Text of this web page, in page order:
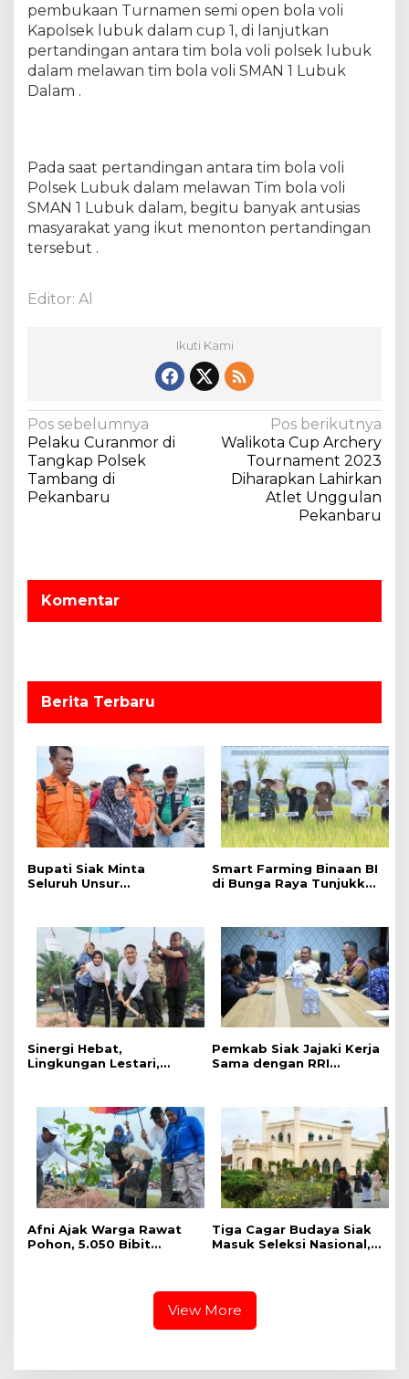
a
a
pembukaan Turnamen semi open bola voli
Kapolsek lubuk dalam cup 1, di lanjutkan
pertandingan antara tim bola voli polsek lubuk
dalam melawan tim bola voli SMAN 1 Lubuk
Dalam .
Pada saat pertandingan antara tim bola voli
Polsek Lubuk dalam melawan Tim bola voli
SMAN 1 Lubuk dalam, begitu banyak antusias
masyarakat yang ikut menonton pertandingan
tersebut .
Editor: Al
Ikuti Kami
N
a
v
i
s
s
Pos sebelumnya
Pelaku Curanmor di
Tangkap Polsek
Tambang di
Pekanbaru
Pos berikutnya
Walikota Cup Archery
Tournament 2023
Diharapkan Lahirkan
Atlet Unggulan
Pekanbaru
Komentar
Berita Terbaru
Bupati Siak Minta
Seluruh Unsur
Sungai Siak.
Smart Farming Binaan BI
di Bunga Raya Tunjukkan
Sinergi Hebat,
Lingkungan Lestari,
Serentak ,Kapolres : Kita
Menanam Masa Depan
dan Harapan
Pemkab Siak Jajaki Kerja
Sama dengan RRI
Nasional
Afni Ajak Warga Rawat
Pohon, 5.050 Bibit
Tiga Cagar Budaya Siak
Masuk Seleksi Nasional,
View More